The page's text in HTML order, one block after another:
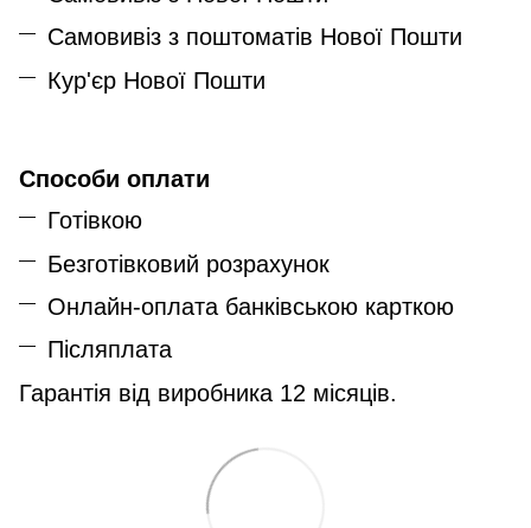
Самовивіз з поштоматів Нової Пошти
Кур'єр Нової Пошти
Способи оплати
Готівкою
Безготівковий розрахунок
Онлайн-оплата банківською карткою
Післяплата
Гарантія від виробника 12 місяців.